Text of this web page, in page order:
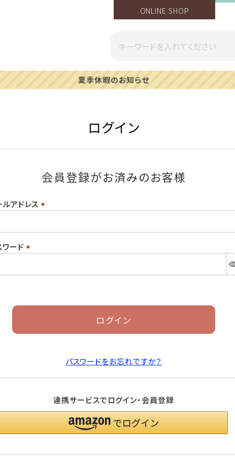
ONLINE SHOP
夏季休暇のお知らせ
ログイン
会員登録がお済みのお客様
ルアドレス
須)
ワード
須)
ログイン
パスワードをお忘れですか？
連携サービスでログイン・会員登録